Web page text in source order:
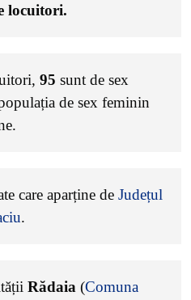
locuitori.
95 sunt de sex
de sex feminin
care aparține de Județul
.
Rădaia (Comuna